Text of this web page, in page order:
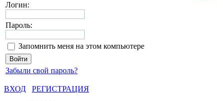
Логин:
Пароль:
Запомнить меня на этом компьютере
Забыли свой пароль?
ВХОД
РЕГИСТРАЦИЯ